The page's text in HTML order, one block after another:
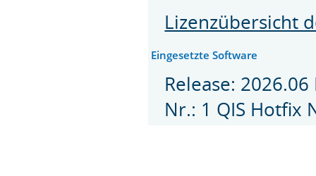
Lizenzübersicht
Eingesetzte Software
Release:
Nr.: 1 QIS Hotfix